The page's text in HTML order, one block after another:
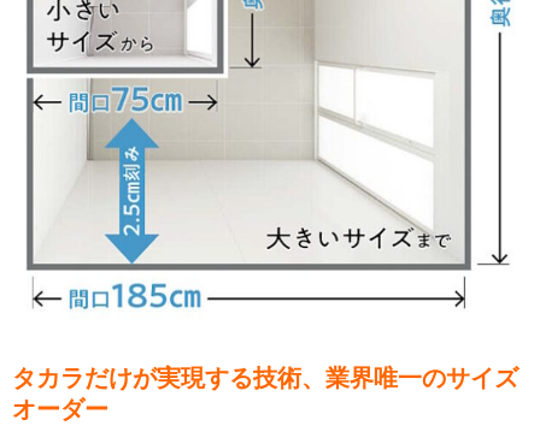
タカラだけが実現する技術、業界唯一のサイズ
オーダー